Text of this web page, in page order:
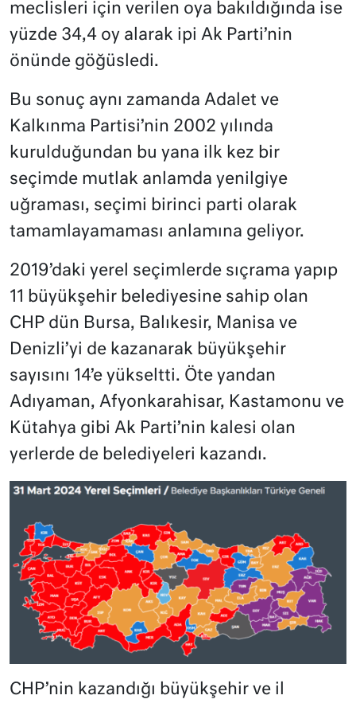
meclisleri için verilen oya bakıldığında ise
yüzde 34,4 oy alarak ipi Ak Parti’nin
önünde göğüsledi.
Bu sonuç aynı zamanda Adalet ve
Kalkınma Partisi’nin 2002 yılında
kurulduğundan bu yana ilk kez bir
seçimde mutlak anlamda yenilgiye
uğraması, seçimi birinci parti olarak
tamamlayamaması anlamına geliyor.
2019’daki yerel seçimlerde sıçrama yapıp
11 büyükşehir belediyesine sahip olan
CHP dün Bursa, Balıkesir, Manisa ve
Denizli’yi de kazanarak büyükşehir
sayısını 14’e yükseltti. Öte yandan
Adıyaman, Afyonkarahisar, Kastamonu ve
Kütahya gibi Ak Parti’nin kalesi olan
yerlerde de belediyeleri kazandı.
CHP’nin kazandığı büyükşehir ve il